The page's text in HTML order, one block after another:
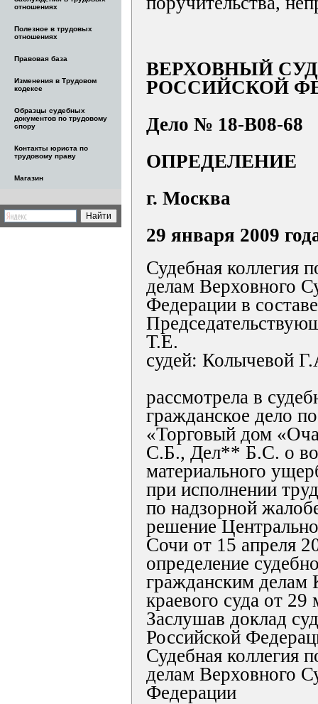
отношениях
Полезное в трудовых
отношениях
Правовая база
Изменения в Трудовом
кодексе
Образцы судебных
документов по трудовому
спору
Контакты юриста по
трудовому праву
Магазин
ВЕРХОВНЫЙ СУД
РОССИЙСКОЙ
Дело № 18-В08-68
ОПРЕДЕЛЕНИЕ
г. Москва
29 января 2009
Судебная коллегия
делам Верховного
Федерации в
Т.Е.
судей: Колычевой
рассмотрела в
гражданское дело
«Торговый дом
С.Б., Дел** Б.С. о
материального
при исполнении
по надзорной
решение
Сочи от 15 апреля
определение
гражданским делам
краевого суда от 29
Заслушав доклад
Российской
Судебная коллегия
делам Верховного
Федерации